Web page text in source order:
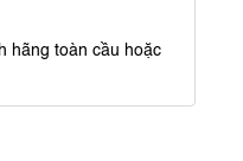
hãng toàn cầu hoặc